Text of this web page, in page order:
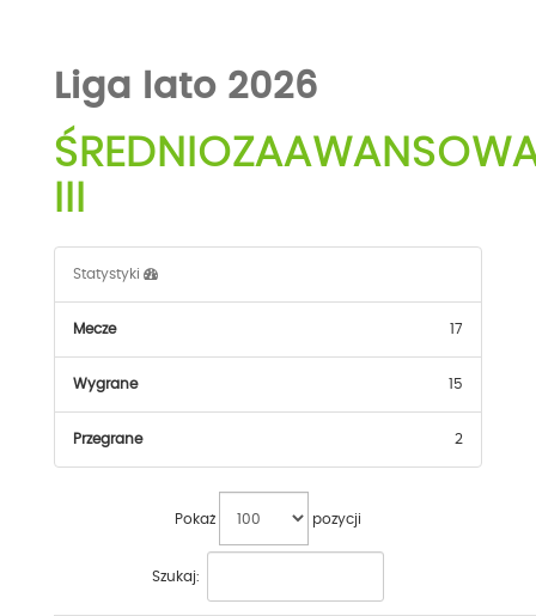
Liga lato 2026
Statystyki
Mecze 17
Wygrane 15
Przegrane 2
Pokaż pozycji
Szukaj: